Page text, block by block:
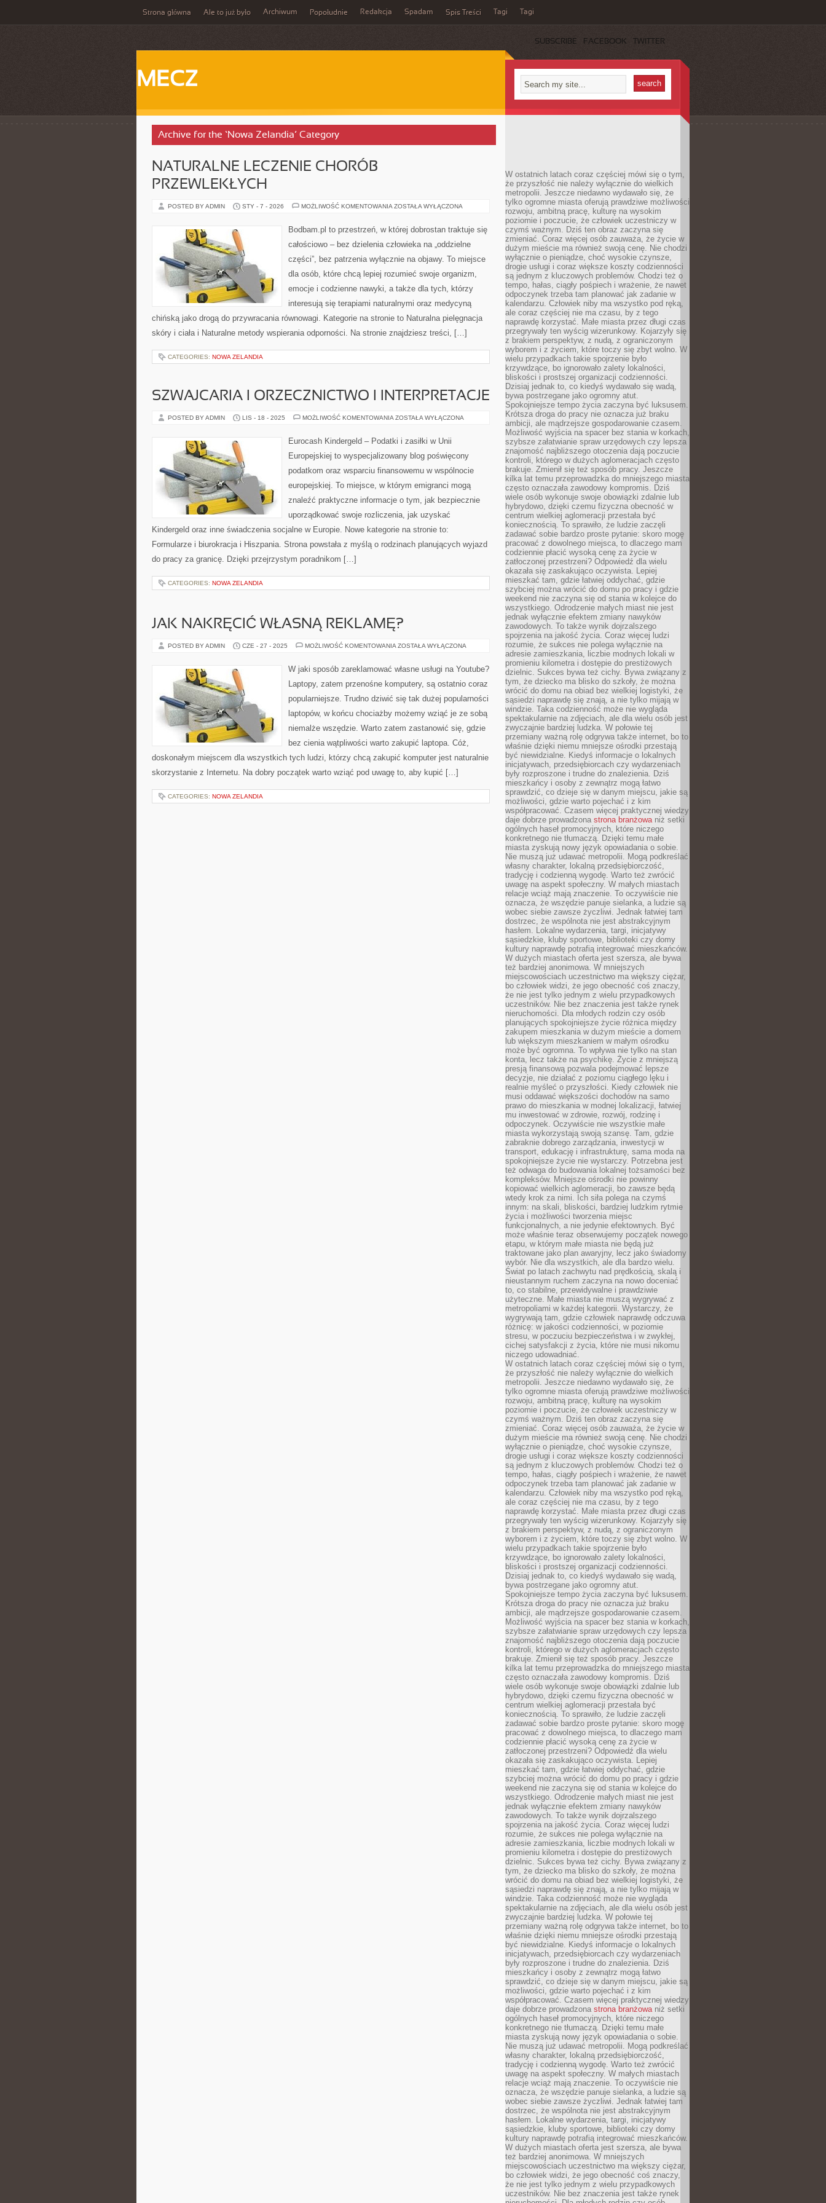
Strona główna Ale to już było Archiwum Popołudnie Redakcja Spadam Spis Treści Tagi Tagi
SUBSCRIBE FACEBOOK TWITTER
MECZ
Archive for the ‘Nowa Zelandia’ Category
NATURALNE LECZENIE CHORÓB
PRZEWLEKŁYCH
POSTED BY ADMIN STY - 7 - 2026 MOŻLIWOŚĆ KOMENTOWANIA NATURALNE
PRZEWLEKŁYCH
ZOSTAŁA WYŁĄCZONA
Bodbam.pl to przestrzeń, w której dobrostan traktuje się
całościowo – bez dzielenia człowieka na „oddzielne
części”, bez patrzenia wyłącznie na objawy. To miejsce
dla osób, które chcą lepiej rozumieć swoje organizm,
emocje i codzienne nawyki, a także dla tych, którzy
interesują się terapiami naturalnymi oraz medycyną
chińską jako drogą do przywracania równowagi. Kategorie na stronie to Naturalna pielęgnacja
skóry i ciała i Naturalne metody wspierania odporności. Na stronie znajdziesz treści, […]
CATEGORIES: NOWA ZELANDIA
SZWAJCARIA I ORZECZNICTWO I INTERPRETACJE
POSTED BY ADMIN LIS - 18 - 2025 MOŻLIWOŚĆ KOMENTOWANIA SZWAJCARIA
INTERPRETACJE
ZOSTAŁA WYŁĄCZONA
Eurocash Kindergeld – Podatki i zasiłki w Unii
Europejskiej to wyspecjalizowany blog poświęcony
podatkom oraz wsparciu finansowemu w wspólnocie
europejskiej. To miejsce, w którym emigranci mogą
znaleźć praktyczne informacje o tym, jak bezpiecznie
uporządkować swoje rozliczenia, jak uzyskać
Kindergeld oraz inne świadczenia socjalne w Europie. Nowe kategorie na stronie to:
Formularze i biurokracja i Hiszpania. Strona powstała z myślą o rodzinach planujących wyjazd
do pracy za granicę. Dzięki przejrzystym poradnikom […]
CATEGORIES: NOWA ZELANDIA
JAK NAKRĘCIĆ WŁASNĄ REKLAMĘ?
POSTED BY ADMIN CZE - 27 - 2025 MOŻLIWOŚĆ KOMENTOWANIA JAK
REKLAMĘ?
ZOSTAŁA WYŁĄCZONA
W jaki sposób zareklamować własne usługi na Youtube?
Laptopy, zatem przenośne komputery, są ostatnio coraz
popularniejsze. Trudno dziwić się tak dużej popularności
laptopów, w końcu chociażby możemy wziąć je ze sobą
niemalże wszędzie. Warto zatem zastanowić się, gdzie
bez cienia wątpliwości warto zakupić laptopa. Cóż,
doskonałym miejscem dla wszystkich tych ludzi, którzy chcą zakupić komputer jest naturalnie
skorzystanie z Internetu. Na dobry początek warto wziąć pod uwagę to, aby kupić […]
CATEGORIES: NOWA ZELANDIA
W ostatnich latach coraz częściej mówi się o tym,
że przyszłość nie należy wyłącznie do wielkich
metropolii. Jeszcze niedawno wydawało się, że
tylko ogromne miasta oferują prawdziwe możliwości
rozwoju, ambitną pracę, kulturę na wysokim
poziomie i poczucie, że człowiek uczestniczy w
czymś ważnym. Dziś ten obraz zaczyna się
zmieniać. Coraz więcej osób zauważa, że życie w
dużym mieście ma również swoją cenę. Nie chodzi
wyłącznie o pieniądze, choć wysokie czynsze,
drogie usługi i coraz większe koszty codzienności
są jednym z kluczowych problemów. Chodzi też o
tempo, hałas, ciągły pośpiech i wrażenie, że nawet
odpoczynek trzeba tam planować jak zadanie w
kalendarzu. Człowiek niby ma wszystko pod ręką,
ale coraz częściej nie ma czasu, by z tego
naprawdę korzystać. Małe miasta przez długi czas
przegrywały ten wyścig wizerunkowy. Kojarzyły się
z brakiem perspektyw, z nudą, z ograniczonym
wyborem i z życiem, które toczy się zbyt wolno. W
wielu przypadkach takie spojrzenie było
krzywdzące, bo ignorowało zalety lokalności,
bliskości i prostszej organizacji codzienności.
Dzisiaj jednak to, co kiedyś wydawało się wadą,
bywa postrzegane jako ogromny atut.
Spokojniejsze tempo życia zaczyna być luksusem.
Krótsza droga do pracy nie oznacza już braku
ambicji, ale mądrzejsze gospodarowanie czasem.
Możliwość wyjścia na spacer bez stania w korkach,
szybsze załatwianie spraw urzędowych czy lepsza
znajomość najbliższego otoczenia dają poczucie
kontroli, którego w dużych aglomeracjach często
brakuje. Zmienił się też sposób pracy. Jeszcze
kilka lat temu przeprowadzka do mniejszego miasta
często oznaczała zawodowy kompromis. Dziś
wiele osób wykonuje swoje obowiązki zdalnie lub
hybrydowo, dzięki czemu fizyczna obecność w
centrum wielkiej aglomeracji przestała być
koniecznością. To sprawiło, że ludzie zaczęli
zadawać sobie bardzo proste pytanie: skoro mogę
pracować z dowolnego miejsca, to dlaczego mam
codziennie płacić wysoką cenę za życie w
zatłoczonej przestrzeni? Odpowiedź dla wielu
okazała się zaskakująco oczywista. Lepiej
mieszkać tam, gdzie łatwiej oddychać, gdzie
szybciej można wrócić do domu po pracy i gdzie
weekend nie zaczyna się od stania w kolejce do
wszystkiego. Odrodzenie małych miast nie jest
jednak wyłącznie efektem zmiany nawyków
zawodowych. To także wynik dojrzalszego
spojrzenia na jakość życia. Coraz więcej ludzi
rozumie, że sukces nie polega wyłącznie na
adresie zamieszkania, liczbie modnych lokali w
promieniu kilometra i dostępie do prestiżowych
dzielnic. Sukces bywa też cichy. Bywa związany z
tym, że dziecko ma blisko do szkoły, że można
wrócić do domu na obiad bez wielkiej logistyki, że
sąsiedzi naprawdę się znają, a nie tylko mijają w
windzie. Taka codzienność może nie wygląda
spektakularnie na zdjęciach, ale dla wielu osób jest
zwyczajnie bardziej ludzka. W połowie tej
przemiany ważną rolę odgrywa także internet, bo to
właśnie dzięki niemu mniejsze ośrodki przestają
być niewidzialne. Kiedyś informacje o lokalnych
inicjatywach, przedsiębiorcach czy wydarzeniach
były rozproszone i trudne do znalezienia. Dziś
mieszkańcy i osoby z zewnątrz mogą łatwo
sprawdzić, co dzieje się w danym miejscu, jakie są
możliwości, gdzie warto pojechać i z kim
współpracować. Czasem więcej praktycznej wiedzy
daje dobrze prowadzona strona branżowaniż setki
ogólnych haseł promocyjnych, które niczego
konkretnego nie tłumaczą. Dzięki temu małe
miasta zyskują nowy język opowiadania o sobie.
Nie muszą już udawać metropolii. Mogą podkreślać
własny charakter, lokalną przedsiębiorczość,
tradycję i codzienną wygodę. Warto też zwrócić
uwagę na aspekt społeczny. W małych miastach
relacje wciąż mają znaczenie. To oczywiście nie
oznacza, że wszędzie panuje sielanka, a ludzie są
wobec siebie zawsze życzliwi. Jednak łatwiej tam
dostrzec, że wspólnota nie jest abstrakcyjnym
hasłem. Lokalne wydarzenia, targi, inicjatywy
sąsiedzkie, kluby sportowe, biblioteki czy domy
kultury naprawdę potrafią integrować mieszkańców.
W dużych miastach oferta jest szersza, ale bywa
też bardziej anonimowa. W mniejszych
miejscowościach uczestnictwo ma większy ciężar,
bo człowiek widzi, że jego obecność coś znaczy,
że nie jest tylko jednym z wielu przypadkowych
uczestników. Nie bez znaczenia jest także rynek
nieruchomości. Dla młodych rodzin czy osób
planujących spokojniejsze życie różnica między
zakupem mieszkania w dużym mieście a domem
lub większym mieszkaniem w małym ośrodku
może być ogromna. To wpływa nie tylko na stan
konta, lecz także na psychikę. Życie z mniejszą
presją finansową pozwala podejmować lepsze
decyzje, nie działać z poziomu ciągłego lęku i
realnie myśleć o przyszłości. Kiedy człowiek nie
musi oddawać większości dochodów na samo
prawo do mieszkania w modnej lokalizacji, łatwiej
mu inwestować w zdrowie, rozwój, rodzinę i
odpoczynek. Oczywiście nie wszystkie małe
miasta wykorzystają swoją szansę. Tam, gdzie
zabraknie dobrego zarządzania, inwestycji w
transport, edukację i infrastrukturę, sama moda na
spokojniejsze życie nie wystarczy. Potrzebna jest
też odwaga do budowania lokalnej tożsamości bez
kompleksów. Mniejsze ośrodki nie powinny
kopiować wielkich aglomeracji, bo zawsze będą
wtedy krok za nimi. Ich siła polega na czymś
innym: na skali, bliskości, bardziej ludzkim rytmie
życia i możliwości tworzenia miejsc
funkcjonalnych, a nie jedynie efektownych. Być
może właśnie teraz obserwujemy początek nowego
etapu, w którym małe miasta nie będą już
traktowane jako plan awaryjny, lecz jako świadomy
wybór. Nie dla wszystkich, ale dla bardzo wielu.
Świat po latach zachwytu nad prędkością, skalą i
nieustannym ruchem zaczyna na nowo doceniać
to, co stabilne, przewidywalne i prawdziwie
użyteczne. Małe miasta nie muszą wygrywać z
metropoliami w każdej kategorii. Wystarczy, że
wygrywają tam, gdzie człowiek naprawdę odczuwa
różnicę: w jakości codzienności, w poziomie
stresu, w poczuciu bezpieczeństwa i w zwykłej,
cichej satysfakcji z życia, które nie musi nikomu
niczego udowadniać.
W ostatnich latach coraz częściej mówi się o tym,
że przyszłość nie należy wyłącznie do wielkich
metropolii. Jeszcze niedawno wydawało się, że
tylko ogromne miasta oferują prawdziwe możliwości
rozwoju, ambitną pracę, kulturę na wysokim
poziomie i poczucie, że człowiek uczestniczy w
czymś ważnym. Dziś ten obraz zaczyna się
zmieniać. Coraz więcej osób zauważa, że życie w
dużym mieście ma również swoją cenę. Nie chodzi
wyłącznie o pieniądze, choć wysokie czynsze,
drogie usługi i coraz większe koszty codzienności
są jednym z kluczowych problemów. Chodzi też o
tempo, hałas, ciągły pośpiech i wrażenie, że nawet
odpoczynek trzeba tam planować jak zadanie w
kalendarzu. Człowiek niby ma wszystko pod ręką,
ale coraz częściej nie ma czasu, by z tego
naprawdę korzystać. Małe miasta przez długi czas
przegrywały ten wyścig wizerunkowy. Kojarzyły się
z brakiem perspektyw, z nudą, z ograniczonym
wyborem i z życiem, które toczy się zbyt wolno. W
wielu przypadkach takie spojrzenie było
krzywdzące, bo ignorowało zalety lokalności,
bliskości i prostszej organizacji codzienności.
Dzisiaj jednak to, co kiedyś wydawało się wadą,
bywa postrzegane jako ogromny atut.
Spokojniejsze tempo życia zaczyna być luksusem.
Krótsza droga do pracy nie oznacza już braku
ambicji, ale mądrzejsze gospodarowanie czasem.
Możliwość wyjścia na spacer bez stania w korkach,
szybsze załatwianie spraw urzędowych czy lepsza
znajomość najbliższego otoczenia dają poczucie
kontroli, którego w dużych aglomeracjach często
brakuje. Zmienił się też sposób pracy. Jeszcze
kilka lat temu przeprowadzka do mniejszego miasta
często oznaczała zawodowy kompromis. Dziś
wiele osób wykonuje swoje obowiązki zdalnie lub
hybrydowo, dzięki czemu fizyczna obecność w
centrum wielkiej aglomeracji przestała być
koniecznością. To sprawiło, że ludzie zaczęli
zadawać sobie bardzo proste pytanie: skoro mogę
pracować z dowolnego miejsca, to dlaczego mam
codziennie płacić wysoką cenę za życie w
zatłoczonej przestrzeni? Odpowiedź dla wielu
okazała się zaskakująco oczywista. Lepiej
mieszkać tam, gdzie łatwiej oddychać, gdzie
szybciej można wrócić do domu po pracy i gdzie
weekend nie zaczyna się od stania w kolejce do
wszystkiego. Odrodzenie małych miast nie jest
jednak wyłącznie efektem zmiany nawyków
zawodowych. To także wynik dojrzalszego
spojrzenia na jakość życia. Coraz więcej ludzi
rozumie, że sukces nie polega wyłącznie na
adresie zamieszkania, liczbie modnych lokali w
promieniu kilometra i dostępie do prestiżowych
dzielnic. Sukces bywa też cichy. Bywa związany z
tym, że dziecko ma blisko do szkoły, że można
wrócić do domu na obiad bez wielkiej logistyki, że
sąsiedzi naprawdę się znają, a nie tylko mijają w
windzie. Taka codzienność może nie wygląda
spektakularnie na zdjęciach, ale dla wielu osób jest
zwyczajnie bardziej ludzka. W połowie tej
przemiany ważną rolę odgrywa także internet, bo to
właśnie dzięki niemu mniejsze ośrodki przestają
być niewidzialne. Kiedyś informacje o lokalnych
inicjatywach, przedsiębiorcach czy wydarzeniach
były rozproszone i trudne do znalezienia. Dziś
mieszkańcy i osoby z zewnątrz mogą łatwo
sprawdzić, co dzieje się w danym miejscu, jakie są
możliwości, gdzie warto pojechać i z kim
współpracować. Czasem więcej praktycznej wiedzy
daje dobrze prowadzona strona branżowaniż setki
ogólnych haseł promocyjnych, które niczego
konkretnego nie tłumaczą. Dzięki temu małe
miasta zyskują nowy język opowiadania o sobie.
Nie muszą już udawać metropolii. Mogą podkreślać
własny charakter, lokalną przedsiębiorczość,
tradycję i codzienną wygodę. Warto też zwrócić
uwagę na aspekt społeczny. W małych miastach
relacje wciąż mają znaczenie. To oczywiście nie
oznacza, że wszędzie panuje sielanka, a ludzie są
wobec siebie zawsze życzliwi. Jednak łatwiej tam
dostrzec, że wspólnota nie jest abstrakcyjnym
hasłem. Lokalne wydarzenia, targi, inicjatywy
sąsiedzkie, kluby sportowe, biblioteki czy domy
kultury naprawdę potrafią integrować mieszkańców.
W dużych miastach oferta jest szersza, ale bywa
też bardziej anonimowa. W mniejszych
miejscowościach uczestnictwo ma większy ciężar,
bo człowiek widzi, że jego obecność coś znaczy,
że nie jest tylko jednym z wielu przypadkowych
uczestników. Nie bez znaczenia jest także rynek